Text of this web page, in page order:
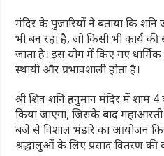
मंदिर के पुजारियों ने बताया कि शनि
भी बन रहा है, जो किसी भी कार्य
जाता है। इस योग में किए गए
स्थायी और प्रभावशाली होता है।
श्री शिव शनि हनुमान मंदिर में
किया जाएगा, जिसके बाद
बजे से विशाल भंडारे का आयोजन
श्रद्धालुओं के लिए प्रसाद वितरण की